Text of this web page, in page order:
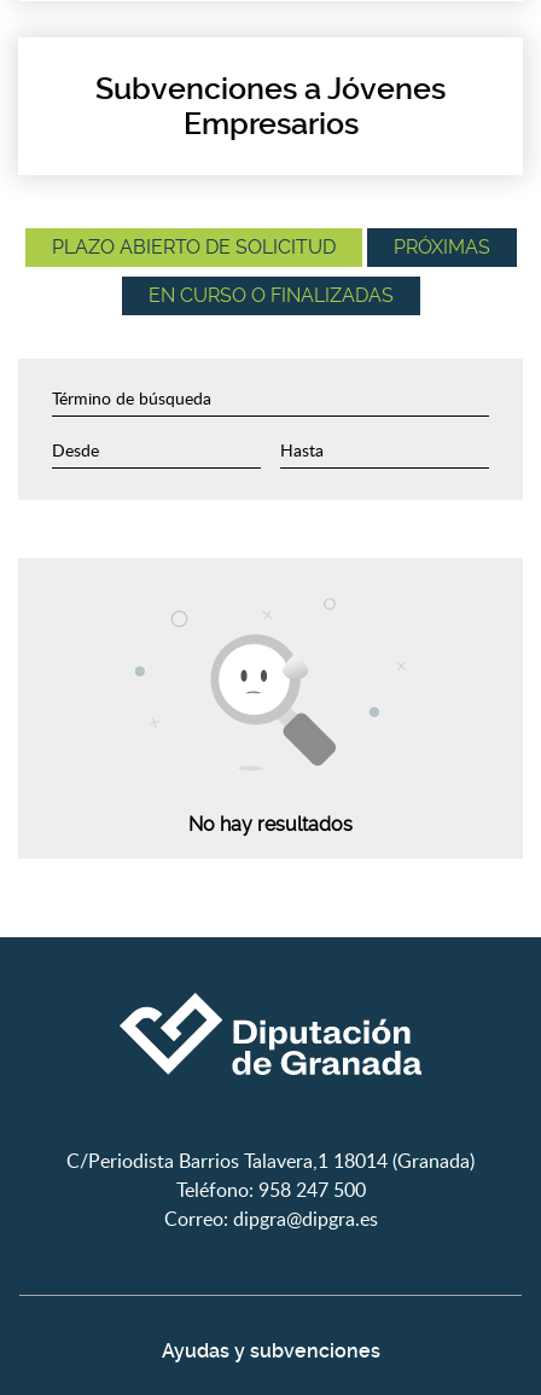
Subvenciones a Jóvenes
Empresarios
PLAZO ABIERTO DE SOLICITUD PRÓXIMAS
EN CURSO O FINALIZADAS
No hay resultados
C/Periodista Barrios Talavera,1 18014 (Granada)
Teléfono: 958 247 500
Correo: dipgra@dipgra.es
Ayudas y subvenciones